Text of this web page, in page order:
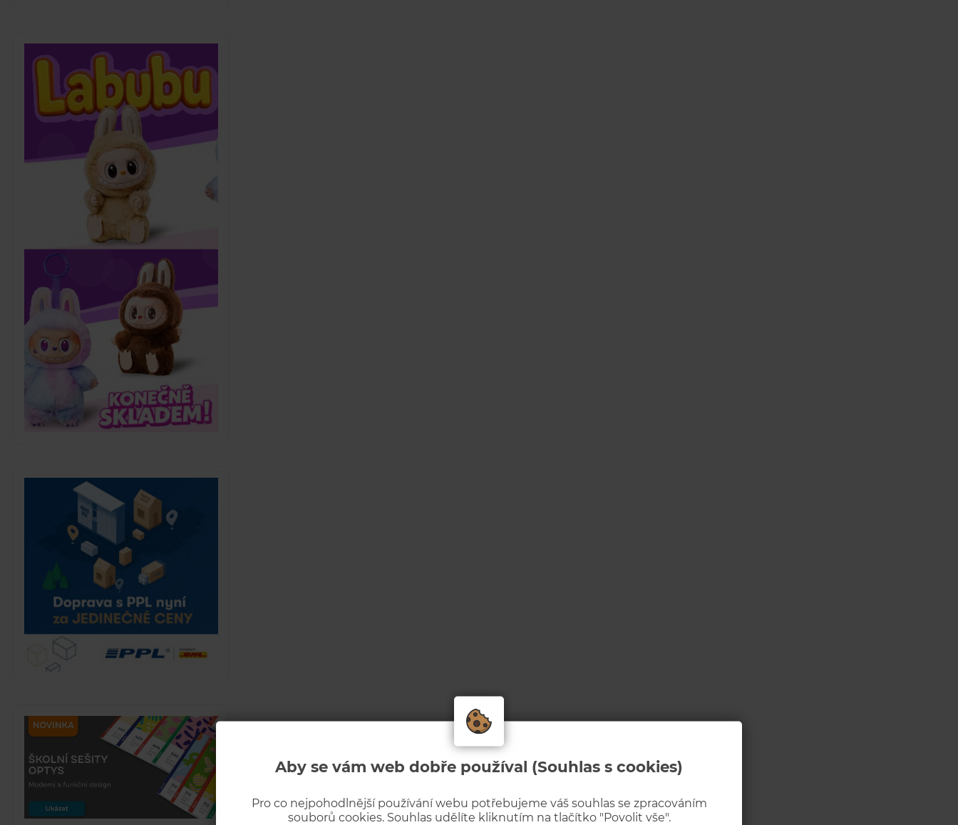
Aby se vám web dobře používal (Souhlas s cookies)
Pro co nejpohodlnější používání webu potřebujeme váš souhlas se zpracováním
souborů cookies. Souhlas udělíte kliknutím na tlačítko "Povolit vše".